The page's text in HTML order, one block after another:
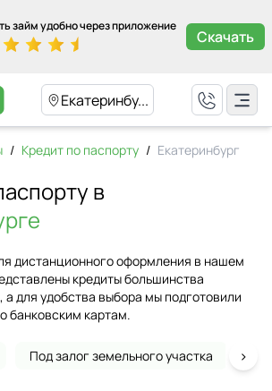
займ удобно через приложение
Скачать
Екатеринбу...
/ Кредит по паспорту / Екатеринбург
в
дистанционного оформления в нашем
кредиты большинства
а для удобства выбора мы подготовили
банковским картам.
Под залог земельного участка ›